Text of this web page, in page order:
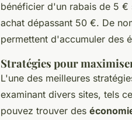
bénéficier d'un rabais de 5 €
achat dépassant 50 €. De
permettent d'accumuler des
Stratégies pour
L'une des meilleures
examinant divers sites, tels
pouvez trouver des